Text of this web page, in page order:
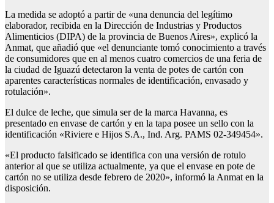
La medida se adoptó a partir de «una denuncia del legítimo
elaborador, recibida en la Dirección de Industrias y Productos
Alimenticios (DIPA) de la provincia de Buenos Aires», explicó la
Anmat, que añadió que «el denunciante tomó conocimiento a través
de consumidores que en al menos cuatro comercios de una feria de
la ciudad de Iguazú detectaron la venta de potes de cartón con
aparentes características normales de identificación, envasado y
rotulación».
El dulce de leche, que simula ser de la marca Havanna, es
presentado en envase de cartón y en la tapa posee un sello con la
identificación «Riviere e Hijos S.A., Ind. Arg. PAMS 02-349454».
«El producto falsificado se identifica con una versión de rotulo
anterior al que se utiliza actualmente, ya que el envase en pote de
cartón no se utiliza desde febrero de 2020», informó la Anmat en la
disposición.